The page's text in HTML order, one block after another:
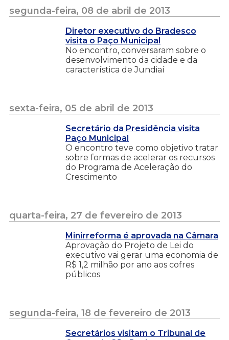
segunda-feira, 08 de abril de 2013
Diretor executivo do Bradesco
visita o Paço Municipal
No encontro, conversaram sobre o
desenvolvimento da cidade e da
característica de Jundiaí
sexta-feira, 05 de abril de 2013
Secretário da Presidência visita
Paço Municipal
O encontro teve como objetivo tratar
sobre formas de acelerar os recursos
do Programa de Aceleração do
Crescimento
quarta-feira, 27 de fevereiro de 2013
Minirreforma é aprovada na Câmara
Aprovação do Projeto de Lei do
executivo vai gerar uma economia de
R$ 1,2 milhão por ano aos cofres
públicos
segunda-feira, 18 de fevereiro de 2013
Secretários visitam o Tribunal de